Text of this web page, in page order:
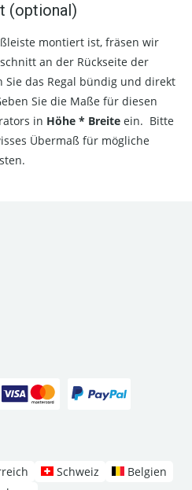
(optional)
montiert ist, fräsen wir
an der Rückseite der
Sie das Regal bündig und direkt
Sie die Maße für diesen
in Höhe * Breite ein. Bitte
Übermaß für mögliche
Schweiz
Belgien